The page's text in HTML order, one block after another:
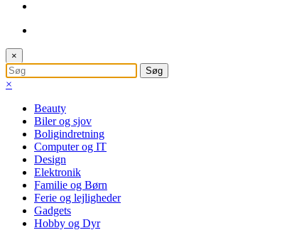
×
×
Beauty
Biler og sjov
Boligindretning
Computer og IT
Design
Elektronik
Familie og Børn
Ferie og lejligheder
Gadgets
Hobby og Dyr